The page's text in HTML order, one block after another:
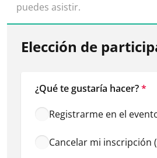
puedes asistir.
Elección de
¿Qué te gustaría hacer?*
Registrarme en el
Cancelar mi inscripción